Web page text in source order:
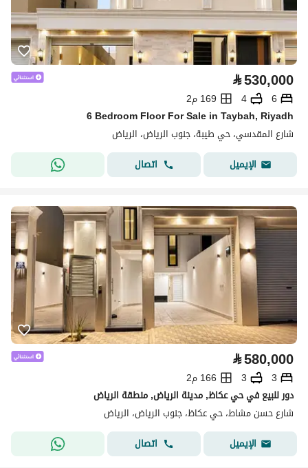
⃁530,000
6
4
169 م2
6 Bedroom Floor For Sale in Taybah, Riyadh
شارع المقدسي، حي طيبة، جنوب الرياض، الرياض
الإيميل
اتصال
⃁580,000
3
3
166 م2
دور للبيع في حي عكاظ, مدينة الرياض, منطقة الرياض
شارع حسن مشاط، حي عكاظ، جنوب الرياض، الرياض
الإيميل
اتصال